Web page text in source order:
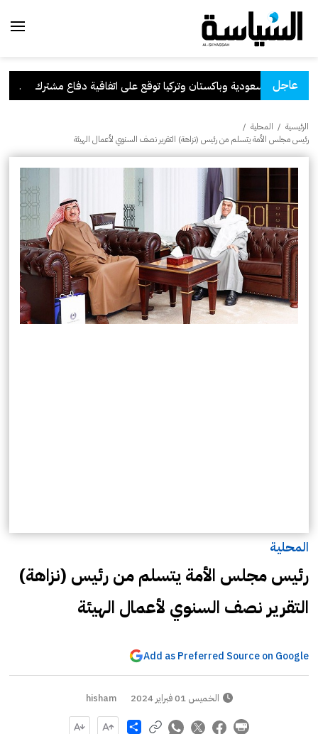
عاجلالسعودية وباكستان وتركيا توقع على اتفاقية دفاع مشترك
الرئيسية / المحلية /
رئيس مجلس الأمة يتسلم من رئيس (نزاهة) التقرير نصف السنوي لأعمال الهيئة
المحلية
رئيس مجلس الأمة يتسلم من رئيس (نزاهة)
التقرير نصف السنوي لأعمال الهيئة
Add as Preferred Source on Google
الخميس 01 فبراير 2024 hisham
Share